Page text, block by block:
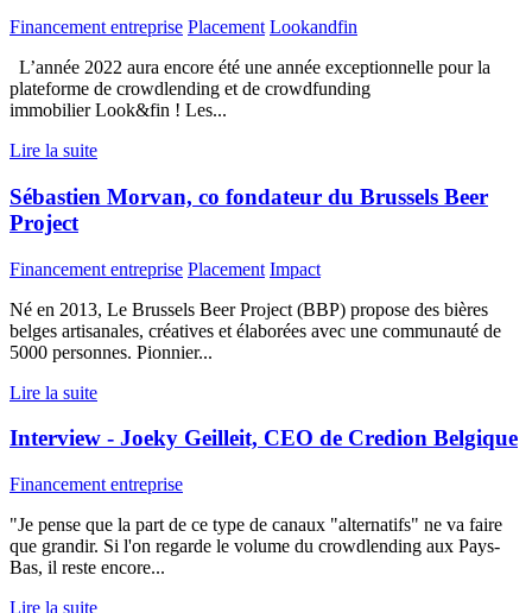
Financement entreprise Placement Lookandfin
L’année 2022 aura encore été une année exceptionnelle pour la
plateforme de crowdlending et de crowdfunding
immobilier Look&fin ! Les...
Lire la suite
Sébastien Morvan, co fondateur du Brussels Beer
Project
Financement entreprise Placement Impact
Né en 2013, Le Brussels Beer Project (BBP) propose des bières
belges artisanales, créatives et élaborées avec une communauté de
5000 personnes. Pionnier...
Lire la suite
Interview - Joeky Geilleit, CEO de Credion Belgique
Financement entreprise
"Je pense que la part de ce type de canaux "alternatifs" ne va faire
que grandir. Si l'on regarde le volume du crowdlending aux Pays-
Bas, il reste encore...
Lire la suite